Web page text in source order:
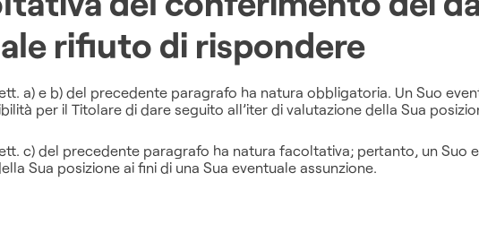
rifiuto di rispondere
a) e b) del precedente paragrafo ha natura obbligatoria. Un Suo
per il Titolare di dare seguito all’iter di valutazione della Sua
c) del precedente paragrafo ha natura facoltativa; pertanto, un Suo
Sua posizione ai fini di una Sua eventuale assunzione.